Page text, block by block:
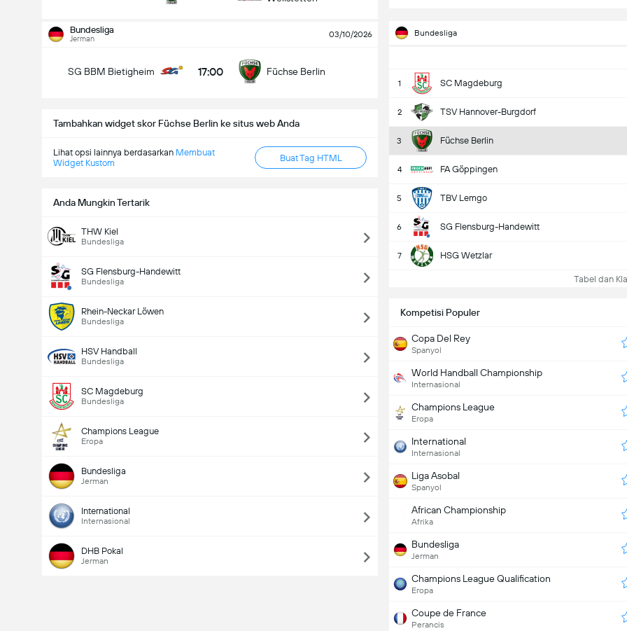
Bundesliga
Jerman 03/10/2026
SG BBM Bietigheim 17:00 Füchse Berlin
Tambahkan widget skor Füchse Berlin ke situs web Anda
Lihat opsi lainnya berdasarkan Membuat
Widget Kustom
Buat Tag HTML
Anda Mungkin Tertarik
THW Kiel
Bundesliga
SG Flensburg-Handewitt
Bundesliga
Rhein-Neckar Löwen
Bundesliga
HSV Handball
Bundesliga
SC Magdeburg
Bundesliga
Champions League
Eropa
Bundesliga
Jerman
International
Internasional
DHB Pokal
Jerman
Bundesliga
1 SC Magdeburg
2 TSV Hannover-Burgdorf
3 Füchse Berlin
4 FA Göppingen
5 TBV Lemgo
6 SG Flensburg-Handewitt
7 HSG Wetzlar
Tabel dan
Kompetisi Populer
Copa Del Rey
Spanyol
World Handball Championship
Internasional
Champions League
Eropa
International
Internasional
Liga Asobal
Spanyol
African Championship
Afrika
Bundesliga
Jerman
Champions League Qualification
Eropa
Coupe de France
Perancis